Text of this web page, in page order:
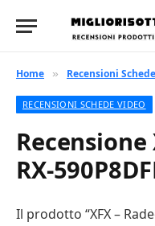
Home » Recensioni
RECENSIONI SCHEDE VIDEO
Recensione
RX-
Il prodotto “XFX –